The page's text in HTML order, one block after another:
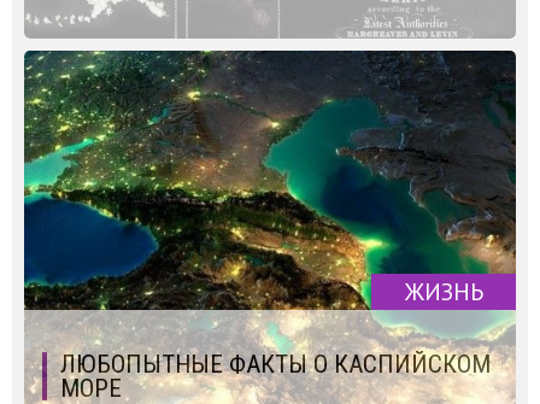
ЖИЗНЬ
ЛЮБОПЫТНЫЕ ФАКТЫ О КАСПИЙСКОМ
МОРЕ